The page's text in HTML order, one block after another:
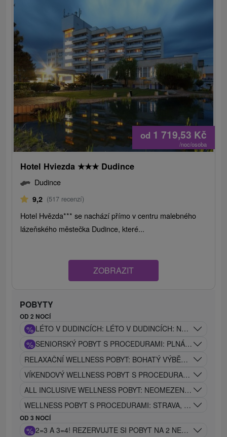
od 1 719,53 Kč
/noc/osoba
Hotel Hviezda ★★★ Dudince
Dudince
9,2 (517 recenzí)
Hotel Hvězda*** se nachází přímo v centru malebného
lázeňského městečka Dudince, které...
ZOBRAZIT
POBYTY
OD 2 NOCÍ
% LÉTO V DUDINCÍCH: LÉTO V DUDINCÍCH: NEOMEZENÝ
% SENIORSKÝ POBYT S PROCEDURAMI: PLNÁ PENZE,
RELAXAČNÍ WELLNESS POBYT: BOHATÝ VÝBĚR
VÍKENDOVÝ WELLNESS POBYT S PROCEDURAMI: VOLNÝ
ALL INCLUSIVE WELLNESS POBYT: NEOMEZENÝ RELAX,
WELLNESS POBYT S PROCEDURAMI: STRAVA, BAZÉNY A
OD 3 NOCÍ
% 2=3 A 3=4! REZERVUJTE SI POBYT NA 2 NEBO 3 NOCI